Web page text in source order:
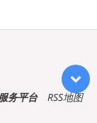
务平台
RSS地图